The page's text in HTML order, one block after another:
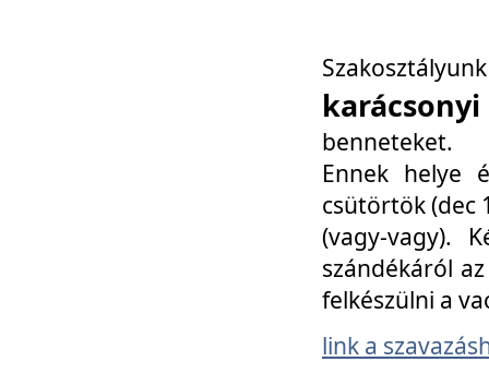
benneteket.
Ennek helye
csütörtök (dec
(vagy-vagy).
szándékáról
felkészülni a
link a